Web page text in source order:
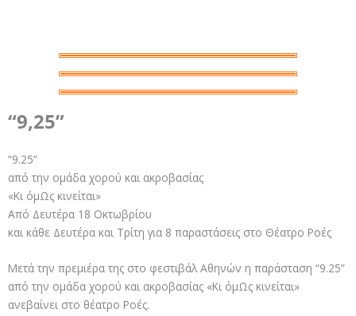
“9,25”
“9.25”
από την ομάδα χορού και ακροβασίας
«Κι όμΩς κινείται»
Από Δευτέρα 18 Οκτωβρίου
και κάθε Δευτέρα και Τρίτη για 8 παραστάσεις στο Θέατρο Ροές
Μετά την πρεμιέρα της στο φεστιβάλ Αθηνών η παράσταση “9.25”
από την ομάδα χορού και ακροβασίας «Κι όμΩς κινείται»
ανεβαίνει στο θέατρο Ροές.